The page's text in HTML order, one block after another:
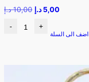
10,00 د.إ 5,00 د.إ
- +
اضف الى السلة